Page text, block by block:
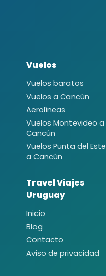
Vuelos
Vuelos baratos
Vuelos a Cancún
Aerolíneas
Vuelos Montevideo a
Cancún
Vuelos Punta del Este
a Cancún
Travel Viajes
Uruguay
Inicio
Blog
Contacto
Aviso de privacidad